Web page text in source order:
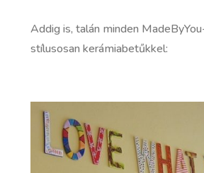
Addig is, talán minden
stílusosan kerámiabetűkkel: